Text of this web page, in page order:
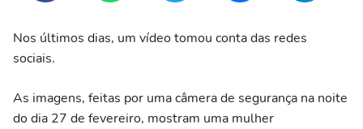
Nos últimos dias, um vídeo tomou conta das redes
sociais.
As imagens, feitas por uma câmera de segurança na noite
do dia 27 de fevereiro, mostram uma mulher